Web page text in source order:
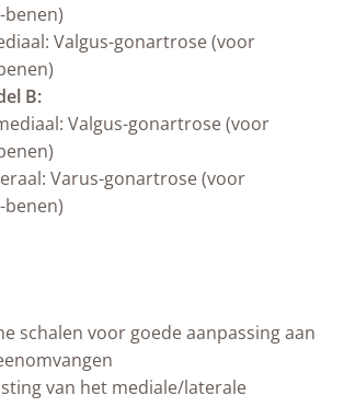
benen)
Valgus-gonartrose (voor
B:
Valgus-gonartrose (voor
Varus-gonartrose (voor
benen)
schalen voor goede aanpassing aan
van het mediale/laterale